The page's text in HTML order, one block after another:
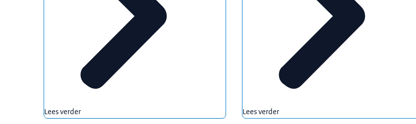
Lees verder Lees verder